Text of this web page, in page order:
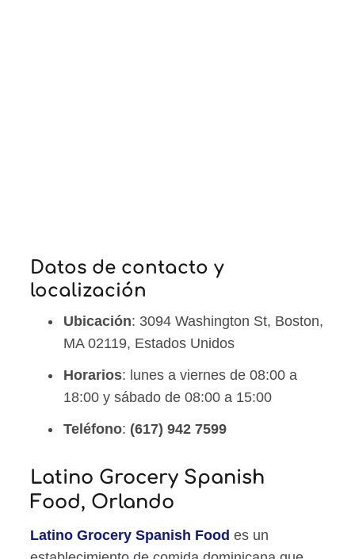
Datos de contacto y
localización
Ubicación: 3094 Washington St, Boston,
MA 02119, Estados Unidos
Horarios: lunes a viernes de 08:00 a
18:00 y sábado de 08:00 a 15:00
Teléfono: (617) 942 7599
Latino Grocery Spanish
Food, Orlando
Latino Grocery Spanish Food es un